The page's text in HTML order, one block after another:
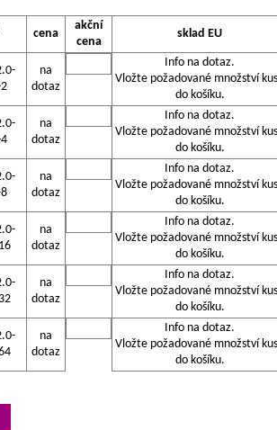
cena
akční
cena
sklad EU
na
dotaz
Info na dotaz.
Vložte požadované množství
do košíku.
na
dotaz
Info na dotaz.
Vložte požadované množství
do košíku.
na
dotaz
Info na dotaz.
Vložte požadované množství
do košíku.
na
dotaz
Info na dotaz.
Vložte požadované množství
do košíku.
na
dotaz
Info na dotaz.
Vložte požadované množství
do košíku.
na
dotaz
Info na dotaz.
Vložte požadované množství
do košíku.